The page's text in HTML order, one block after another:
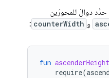
حدِّد دوالّ للمحورَين
و counterWidth
:
fun ascenderHeight
require(